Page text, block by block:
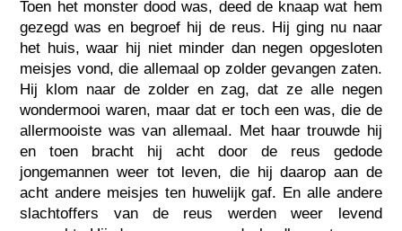
Toen het monster dood was, deed de knaap wat hem
gezegd was en begroef hij de reus. Hij ging nu naar
het huis, waar hij niet minder dan negen opgesloten
meisjes vond, die allemaal op zolder gevangen zaten.
Hij klom naar de zolder en zag, dat ze alle negen
wondermooi waren, maar dat er toch een was, die de
allermooiste was van allemaal. Met haar trouwde hij
en toen bracht hij acht door de reus gedode
jongemannen weer tot leven, die hij daarop aan de
acht andere meisjes ten huwelijk gaf. En alle andere
slachtoffers van de reus werden weer levend